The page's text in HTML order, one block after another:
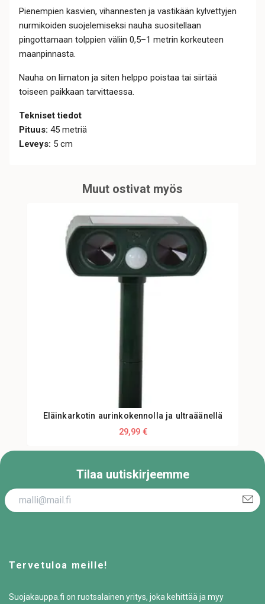
Pienempien kasvien, vihannesten ja vastikään kylvettyjen
nurmikoiden suojelemiseksi nauha suositellaan
pingottamaan tolppien väliin 0,5–1 metrin korkeuteen
maanpinnasta.
Nauha on liimaton ja siten helppo poistaa tai siirtää
toiseen paikkaan tarvittaessa.
Tekniset tiedot
Pituus: 45 metriä
Leveys: 5 cm
Muut ostivat myös
Eläinkarkotin aurinkokennolla ja ultraäänellä
29,99 €
Tilaa uutiskirjeemme
Tervetuloa meille!
Suojakauppa.fi on ruotsalainen yritys, joka kehittää ja myy